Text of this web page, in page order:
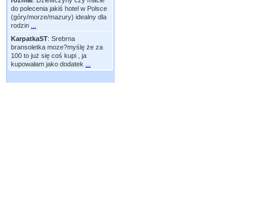
do polecenia jakiś hotel w Polsce
(góry/morze/mazury) idealny dla
rodzin
KarpatkaST: Srebrna
bransoletka moze?myślę że za
100 to już się coś kupi , ja
kupowałam jako dodatek